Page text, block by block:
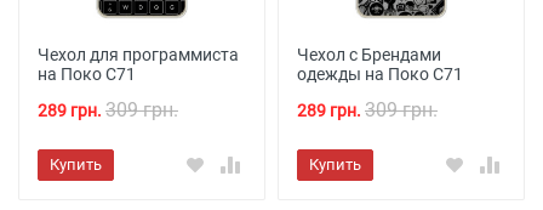
Чехол для программиста
на Поко С71
289 грн. 309 грн.
Купить
Чехол с Брендами
одежды на Поко С71
289 грн. 309 грн.
Купить